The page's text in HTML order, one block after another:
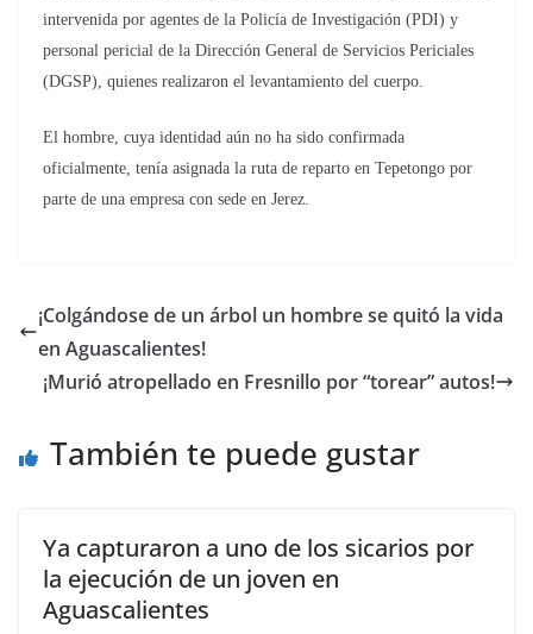
intervenida por agentes de la Policía de Investigación (PDI) y
personal pericial de la Dirección General de Servicios Periciales
(DGSP), quienes realizaron el levantamiento del cuerpo.
El hombre, cuya identidad aún no ha sido confirmada
oficialmente, tenía asignada la ruta de reparto en Tepetongo por
parte de una empresa con sede en Jerez.
¡Colgándose de un árbol un hombre se quitó la vida
en Aguascalientes!
¡Murió atropellado en Fresnillo por “torear” autos!
También te puede gustar
Ya capturaron a uno de los sicarios por
la ejecución de un joven en
Aguascalientes